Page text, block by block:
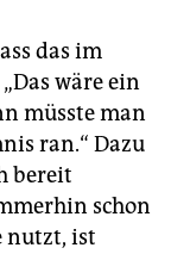
das im
wäre ein
müsste man
ran.“ Dazu
bereit
schon
nutzt, ist